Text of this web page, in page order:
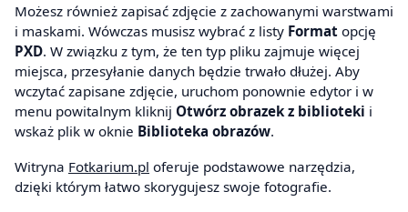
Możesz również zapisać zdjęcie z zachowanymi warstwami
i maskami. Wówczas musisz wybrać z listy Format opcję
PXD. W związku z tym, że ten typ pliku zajmuje więcej
miejsca, przesyłanie danych będzie trwało dłużej. Aby
wczytać zapisane zdjęcie, uruchom ponownie edytor i w
menu powitalnym kliknij Otwórz obrazek z biblioteki i
wskaż plik w oknie Biblioteka obrazów.
Witryna Fotkarium.pl oferuje podstawowe narzędzia,
dzięki którym łatwo skorygujesz swoje fotografie.